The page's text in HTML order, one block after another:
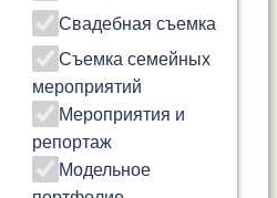
Свадебная съемка
Съемка семейных
мероприятий
Мероприятия и
репортаж
Модельное